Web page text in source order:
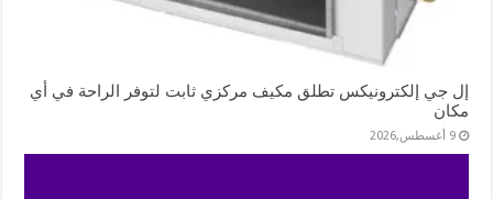
إل جي إلكترونيكس تطلق مكيف مركزي ثابت لتوفر الراحة في أي
مكان
9 أغسطس,2026